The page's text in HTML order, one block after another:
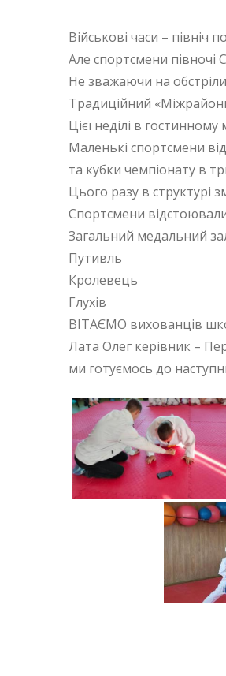
Військові часи – північ
Але спортсмени
Не зважаючи на
Традиційний
Цієї неділі в
Маленькі спортсмени
та кубки чемпіонату в
Цього разу в структурі
Спортсмени
Загальний медальний
Путивль
Кролевець
Глухів
ВІТАЄМО вихованців
Лата Олег керівник –
ми готуємось до